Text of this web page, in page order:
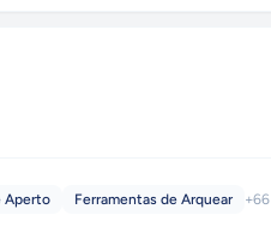
Aperto Ferramentas de Arquear +66